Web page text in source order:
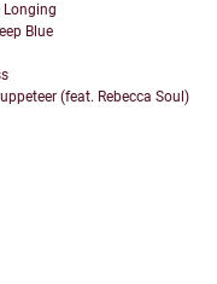
Longing
Blue
(feat. Rebecca Soul)